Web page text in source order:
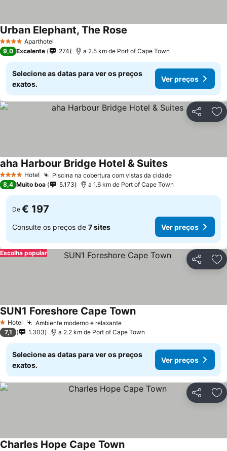
4 EstrelasAparthotel
Urban Elephant, The Rose
9,0 Excelente 274 a 2.5 km de Port of Cape Town
Selecione as datas para ver os preços
exatos.
Ver preços
Partilhar
4 EstrelasHotel Piscina na cobertura com vistas da cidade
aha Harbour Bridge Hotel & Suites
8,4 Muito boa 5.173 a 1.6 km de Port of Cape Town
De € 197
Consulte os preços de 7 sites Ver preços
Partilhar
Escolha popular
1 Estrelas
Hotel Ambiente moderno e relaxante
SUN1 Foreshore Cape Town
7,1 1.303 a 2.2 km de Port of Cape Town
Selecione as datas para ver os preços
exatos.
Ver preços
Partilhar
Charles Hope Cape Town